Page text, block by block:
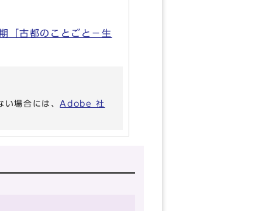
「古都のことごと－生
い場合には、Adobe 社